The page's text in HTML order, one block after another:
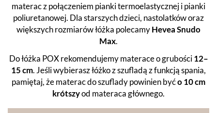
materac z połączeniem pianki termoelastycznej i pianki
poliuretanowej. Dla starszych dzieci, nastolatków oraz
większych rozmiarów łóżka polecamyHevea Snudo
Max.
Do łóżka POX rekomendujemy materace o grubości12–
15 cm. Jeśli wybierasz łóżko z szufladą z funkcją spania,
pamiętaj, że materac do szuflady powinien byćo 10 cm
krótszyod materaca głównego.